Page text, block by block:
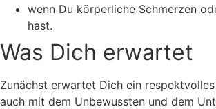
wenn Du körperliche Schmerzen
hast.
Was Dich erwartet
Zunächst erwartet Dich ein
auch mit dem Unbewussten und dem